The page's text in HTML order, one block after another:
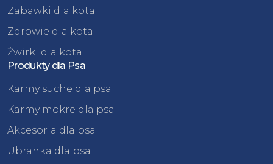
Zabawki dla kota
Zdrowie dla kota
Żwirki dla kota
Produkty dla Psa
Karmy suche dla psa
Karmy mokre dla psa
Akcesoria dla psa
Ubranka dla psa